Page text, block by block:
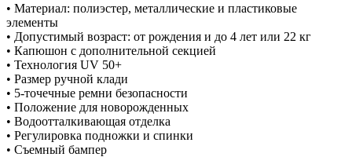
• Материал: полиэстер, металлические и пластиковые
элементы
• Допустимый возраст: от рождения и до 4 лет или 22 кг
• Капюшон с дополнительной секцией
• Технология UV 50+
• Размер ручной клади
• 5-точечные ремни безопасности
• Положение для новорожденных
• Водоотталкивающая отделка
• Регулировка подножки и спинки
• Съемный бампер